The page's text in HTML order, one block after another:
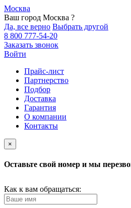
Москва
Ваш город Москва ?
Да, все верно Выбрать другой
8 800 777-54-20
Заказать звонок
Войти
Прайс-лист
Партнерство
Подбор
Доставка
Гарантия
О компании
Контакты
×
Оставьте свой номер и мы
Как к вам обращаться: